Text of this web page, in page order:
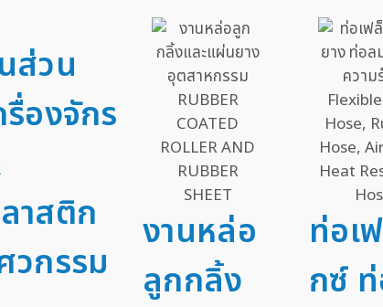
ส่วน
รื่องจักร
าสติก
วกรรม
งานหล่อ
ลูกกลิ้ง
ท่อเ
กซ์